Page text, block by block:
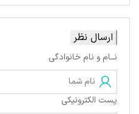
ارسال نظر
نــام و نام خانوادگی
پست الکترونیکی